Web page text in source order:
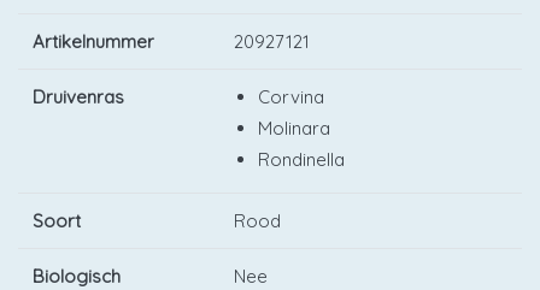
Artikelnummer 20927121
Druivenras
Corvina
Molinara
Rondinella
Soort Rood
Biologisch Nee